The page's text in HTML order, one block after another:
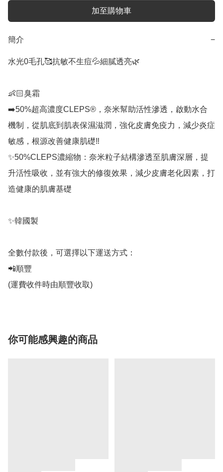
加至購物車
簡介 −
水光0毛孔🥰抗敏不生痘💦細膩透亮🌿
👶🏻臭霜
➡️50%超高濃度CLEPS®️，奈米幫助活性滲透，啟動水合
機制，從肌底到肌表保濕滋潤，強化皮膚免疫力，減少炎症
敏感，根源改善健康肌礎‼️
✨50%CLEPS濃縮物：奈米粒子結構滲透至肌膚深層，提
升活性吸收，並有強大的修復效果，減少皮膚老化因素，打
造健康的肌膚基礎
✨韓國製
全數付款後，可選擇以下運送方式：
📲順豐
(運費收件時由順豐收取)
你可能感興趣的商品